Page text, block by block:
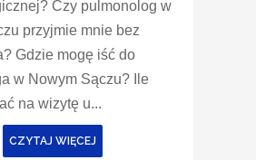
Czy pulmonolog w
przyjmie mnie bez
Gdzie mogę iść do
w Nowym Sączu? Ile
na wizytę u...
CZYTAJ WIĘCEJ